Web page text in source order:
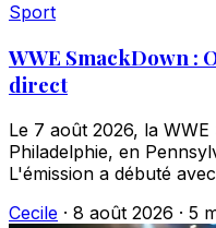
Sport
WWE SmackDown :
direct
Le 7 août 2026, la
Philadelphie, en
L'émission a débuté
Cecile · 8 août 2026 · 5